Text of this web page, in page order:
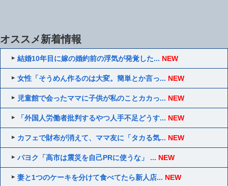
オススメ新着情報
結婚10年目に嫁の婚約前の浮気が発覚した... NEW
女性「そうめん作るのは大変。簡単とか言っ... NEW
児童館で会ったママに子供が私のことカカっ... NEW
「外国人労働者批判するやつ人手不足どうす... NEW
カフェで財布が消えて、ママ友に「タカる気... NEW
パヨク「高市は震災を自己PRに使うな」 ... NEW
妻と1つのケーキを分けて食べてたら新人店... NEW